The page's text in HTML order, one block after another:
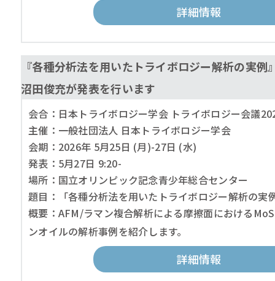
詳細情報
『各種分析法を用いたトライボロジー解析の実例
沼田俊充が発表を行います
会合：日本トライボロジー学会 トライボロジー会議
主催：一般社団法人 日本トライボロジー学会
会期：2026年 5月25日 (月)-27日 (水)
発表：5月27日 9:20-
場所：国立オリンピック記念青少年総合センター
題目：「各種分析法を用いたトライボロジー解析の実
概要：AFM/ラマン複合解析による摩擦面におけるMoS
ンオイルの解析事例を紹介します。
詳細情報